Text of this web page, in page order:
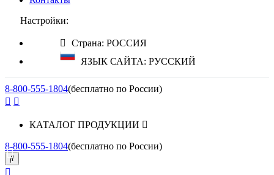
Настройки:
Страна: РОССИЯ
ЯЗЫК САЙТА: РУССКИЙ
8-800-555-1804(бесплатно по России)
КАТАЛОГ ПРОДУКЦИИ
8-800-555-1804(бесплатно по России)